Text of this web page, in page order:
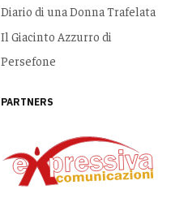
Diario di una Donna Trafelata
Il Giacinto Azzurro di
Persefone
PARTNERS